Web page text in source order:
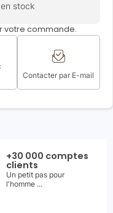
stock
votre commande.
Contacter par E-mail
+30 000 comptes
clients
Un petit pas pour
l'homme ...